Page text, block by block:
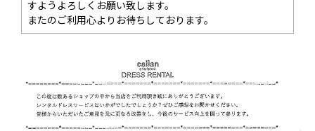
すようよろしくお願い致します。
またのご利用心よりお待ちしております。